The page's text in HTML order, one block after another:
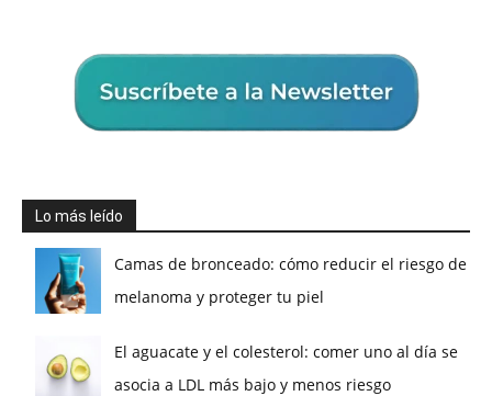
Lo más leído
Camas de bronceado: cómo reducir el riesgo de
melanoma y proteger tu piel
El aguacate y el colesterol: comer uno al día se
asocia a LDL más bajo y menos riesgo